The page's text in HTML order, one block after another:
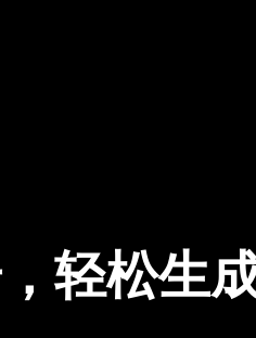
轻松生